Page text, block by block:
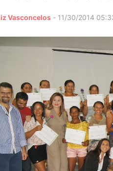
Vasconcelos - 11/30/2014